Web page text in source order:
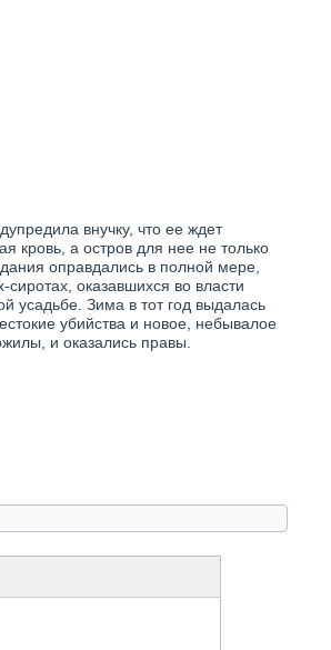
внучку, что ее ждет
кровь, а остров для нее не только
оправдались в полной мере,
оказавшихся во власти
усадьбе. Зима в тот год выдалась
убийства и новое, небывалое
и оказались правы.